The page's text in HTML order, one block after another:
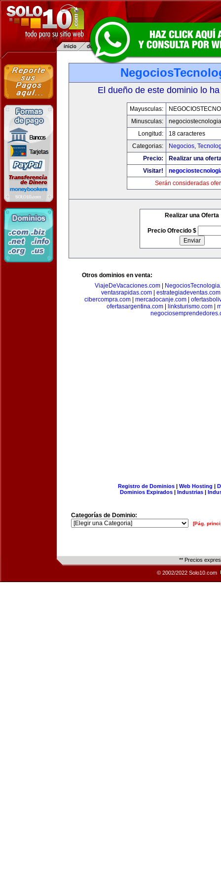
El dueño de este dominio lo
Mayusculas:
Minusculas:
Longitud:
18 caracteres
Categorias:
Negocios,
Precio:
Realizar una
Visitar!
Serán consideradas
Realizar una Oferta
Precio Ofrecido $
Otros dominios en venta:
ViajeDeVacaciones.com
ventasrapidas.com
estrategiadeventas.com
cibercompra.com| mercadocanje.com|
ofertasargentina.com| linksturismo.com|
Registro de Dominios| Web Hosting |
Dominios Expirados | Industrias |
Categorías de Dominio:
[Pág.
** Precios
© 2002/2022 Solo10.com